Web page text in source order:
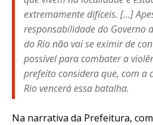
extremamente difíceis. […]
responsabilidade do Governo
do Rio não vai se eximir de
possível para combater a
prefeito considera que, com a
Rio vencerá essa batalha.
Na narrativa da Prefeitura,